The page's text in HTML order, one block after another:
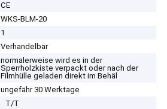
CE
WKS-BLM-20
1
Verhandelbar
normalerweise wird es in der
Sperrholzkiste verpackt oder nach der
Filmhülle geladen direkt im Behäl
ungefähr 30 Werktage
T/T